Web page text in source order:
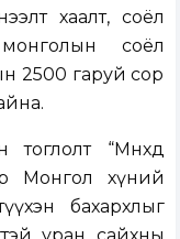
хаалт, соёл
соёл
2500 гаруй сор
“Мөнхөд
Монгол хүний
бахархлыг